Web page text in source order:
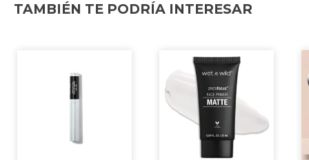
Obtén cejas perfectamente definidas con el
de lápices, este sacapuntas asegura un afilado
preciso y uniforme, permitiéndote crear líneas
definidas y naturales en tus cejas. Su diseño
compacto y duradero lo hace ideal para llevarlo
TAMBIÉN TE PODRÍA INTERESAR